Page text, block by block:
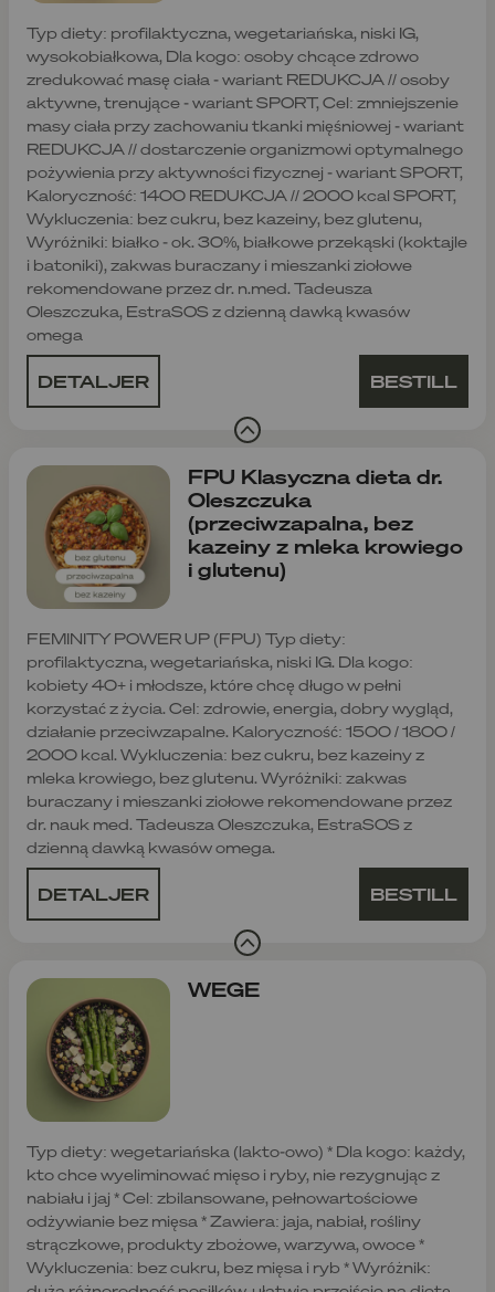
Typ diety: profilaktyczna, wegetariańska, niski IG,
wysokobiałkowa, Dla kogo: osoby chcące zdrowo
zredukować masę ciała - wariant REDUKCJA // osoby
aktywne, trenujące - wariant SPORT, Cel: zmniejszenie
masy ciała przy zachowaniu tkanki mięśniowej - wariant
REDUKCJA // dostarczenie organizmowi optymalnego
pożywienia przy aktywności fizycznej - wariant SPORT,
Kaloryczność: 1400 REDUKCJA // 2000 kcal SPORT,
Wykluczenia: bez cukru, bez kazeiny, bez glutenu,
Wyróżniki: białko - ok. 30%, białkowe przekąski (koktajle
i batoniki), zakwas buraczany i mieszanki ziołowe
rekomendowane przez dr. n.med. Tadeusza
Oleszczuka, EstraSOS z dzienną dawką kwasów
omega
DETALJER BESTILL
FPU Klasyczna dieta dr.
Oleszczuka
(przeciwzapalna, bez
kazeiny z mleka krowiego
i glutenu)
FEMINITY POWER UP (FPU) Typ diety:
profilaktyczna, wegetariańska, niski IG. Dla kogo:
kobiety 40+ i młodsze, które chcę długo w pełni
korzystać z życia. Cel: zdrowie, energia, dobry wygląd,
działanie przeciwzapalne. Kaloryczność: 1500 / 1800 /
2000 kcal. Wykluczenia: bez cukru, bez kazeiny z
mleka krowiego, bez glutenu. Wyróżniki: zakwas
buraczany i mieszanki ziołowe rekomendowane przez
dr. nauk med. Tadeusza Oleszczuka, EstraSOS z
dzienną dawką kwasów omega.
DETALJER BESTILL
WEGE
Typ diety: wegetariańska (lakto-owo) * Dla kogo: każdy,
kto chce wyeliminować mięso i ryby, nie rezygnując z
nabiału i jaj * Cel: zbilansowane, pełnowartościowe
odżywianie bez mięsa * Zawiera: jaja, nabiał, rośliny
strączkowe, produkty zbożowe, warzywa, owoce *
Wykluczenia: bez cukru, bez mięsa i ryb * Wyróżnik: